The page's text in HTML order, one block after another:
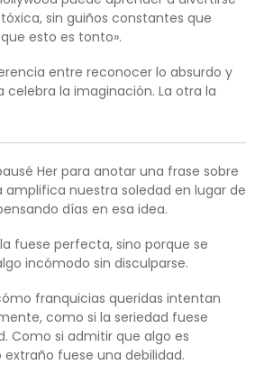
sin guiños constantes que
esto es tonto».
entre reconocer lo absurdo y
celebra la imaginación. La otra la
Her para anotar una frase sobre
nuestra soledad en lugar de
días en esa idea.
fuese perfecta, sino porque se
incómodo sin disculparse.
franquicias queridas intentan
como si la seriedad fuese
Como si admitir que algo es
fuese una debilidad.